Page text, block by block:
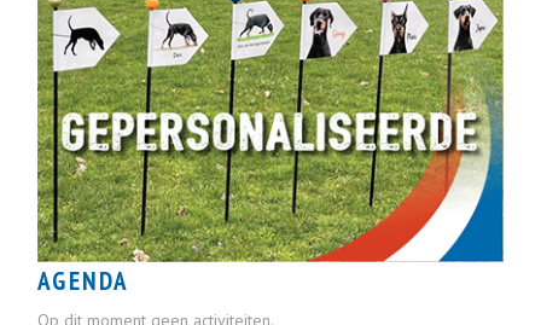
AGENDA
Op dit moment geen activiteiten.